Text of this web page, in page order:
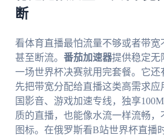
断
看体育直播最怕流量不够或者带宽
甚至断流。 番茄加速器提供稳定无
一场世界杯决赛就用完套餐。它还
先把带宽分配给直播这类高需求应
国影音、游戏加速专线，独享
质的直播，也能像水流一样流畅，
图标。在俄罗斯看B站世界杯直播